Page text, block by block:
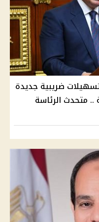
ضريبية جديدة
.. متحدث الرئاسة